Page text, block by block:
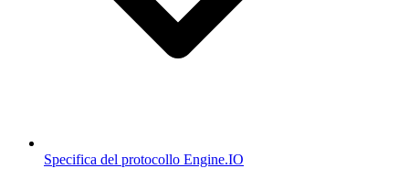
Specifica del protocollo Engine.IO